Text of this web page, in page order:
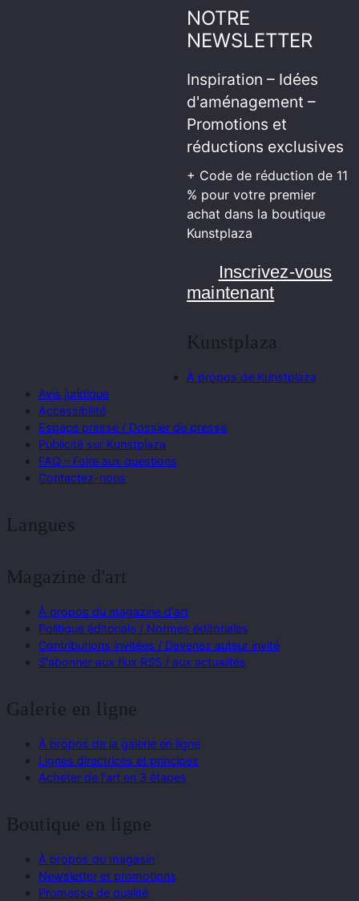
NOTRE
NEWSLETTER
Inspiration – Idées
d'aménagement –
Promotions et
réductions exclusives
+ Code de réduction de 11
% pour votre premier
achat dans la boutique
Kunstplaza
Inscrivez-vous
maintenant
Kunstplaza
À propos de Kunstplaza
Avis juridique
Accessibilité
Espace presse / Dossier de presse
Publicité sur Kunstplaza
FAQ – Foire aux questions
Contactez-nous
Langues
Magazine d'art
À propos du magazine d'art
Politique éditoriale / Normes éditoriales
Contributions invitées / Devenez auteur invité
S'abonner aux flux RSS / aux actualités
Galerie en ligne
À propos de la galerie en ligne
Lignes directrices et principes
Acheter de l'art en 3 étapes
Boutique en ligne
À propos du magasin
Newsletter et promotions
Promesse de qualité